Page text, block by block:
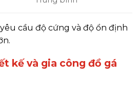
cầu độ cứng và độ ổn định
kế và gia công đồ gá